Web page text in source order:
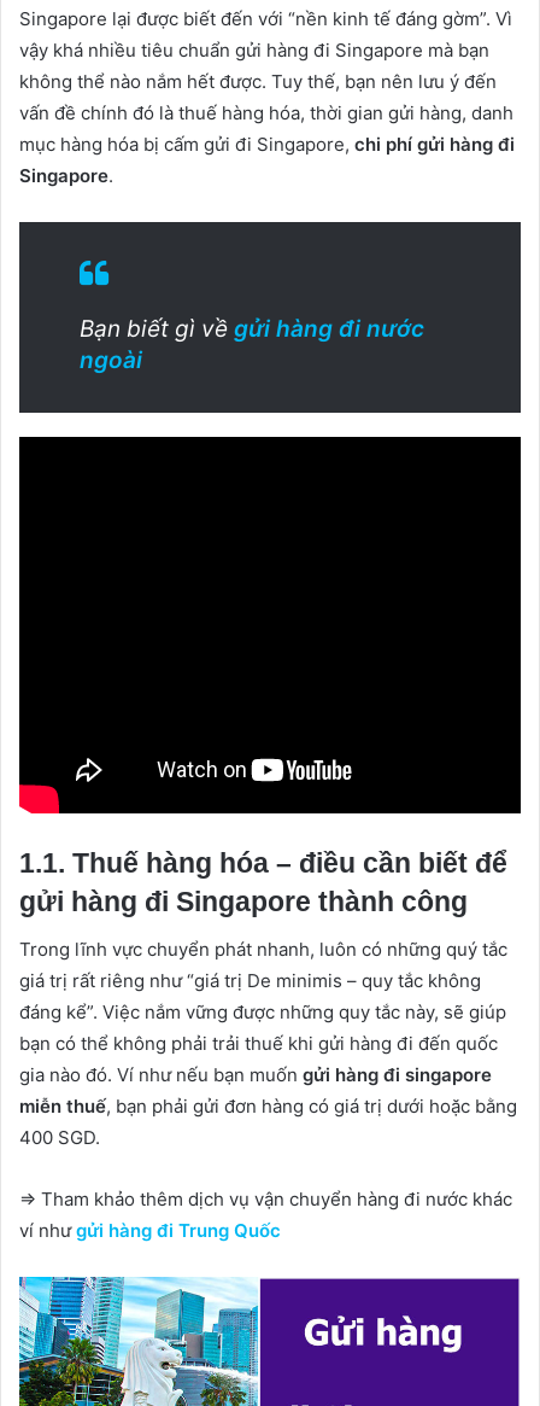
Singapore lại được biết đến với “nền kinh tế đáng gờm”. Vì
vậy khá nhiều tiêu chuẩn gửi hàng đi Singapore mà bạn
không thể nào nắm hết được. Tuy thế, bạn nên lưu ý đến
vấn đề chính đó là thuế hàng hóa, thời gian gửi hàng, danh
mục hàng hóa bị cấm gửi đi Singapore, chi phí gửi hàng đi
Singapore.
Bạn biết gì về gửi hàng đi nước
ngoài
1.1. Thuế hàng hóa – điều cần biết để
gửi hàng đi Singapore thành công
Trong lĩnh vực chuyển phát nhanh, luôn có những quý tắc
giá trị rất riêng như “giá trị De minimis – quy tắc không
đáng kể”. Việc nắm vững được những quy tắc này, sẽ giúp
bạn có thể không phải trải thuế khi gửi hàng đi đến quốc
gia nào đó. Ví như nếu bạn muốn gửi hàng đi singapore
miễn thuế, bạn phải gửi đơn hàng có giá trị dưới hoặc bằng
400 SGD.
=> Tham khảo thêm dịch vụ vận chuyển hàng đi nước khác
ví nhưgửi hàng đi Trung Quốc